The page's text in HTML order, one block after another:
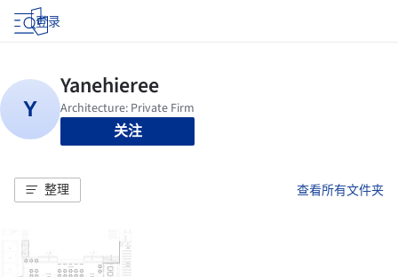
登录
关注
整理 查看所有文件夹